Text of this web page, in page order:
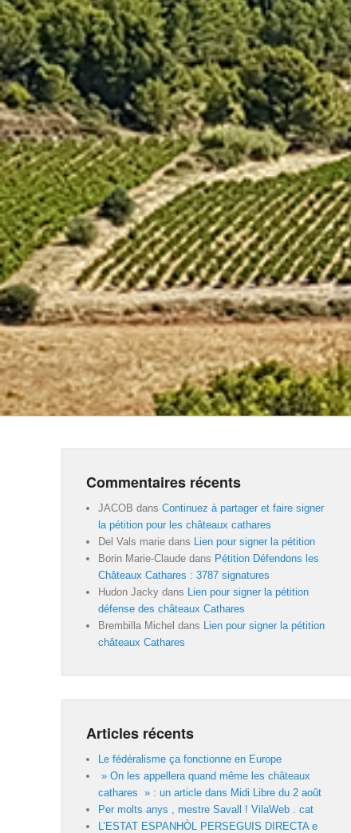
Commentaires récents
JACOB dans Continuez à partager et faire signer
la pétition pour les châteaux cathares
Del Vals marie dans
Lien pour signer la pétition
Borin Marie-Claude dans Pétition Défendons les
Châteaux Cathares : 3787 signatures
Hudon Jacky dans
Lien pour signer la pétition
défense des châteaux Cathares
Brembilla Michel dans
Lien pour signer la pétition
châteaux Cathares
Articles récents
Le fédéralisme ça fonctionne en Europe
» On les appellera quand même les châteaux
cathares » : un article dans Midi Libre du 2 août
Per molts anys , mestre Savall ! VilaWeb . cat
L’ESTAT ESPANHÒL PERSEGUIS DIRECTA e